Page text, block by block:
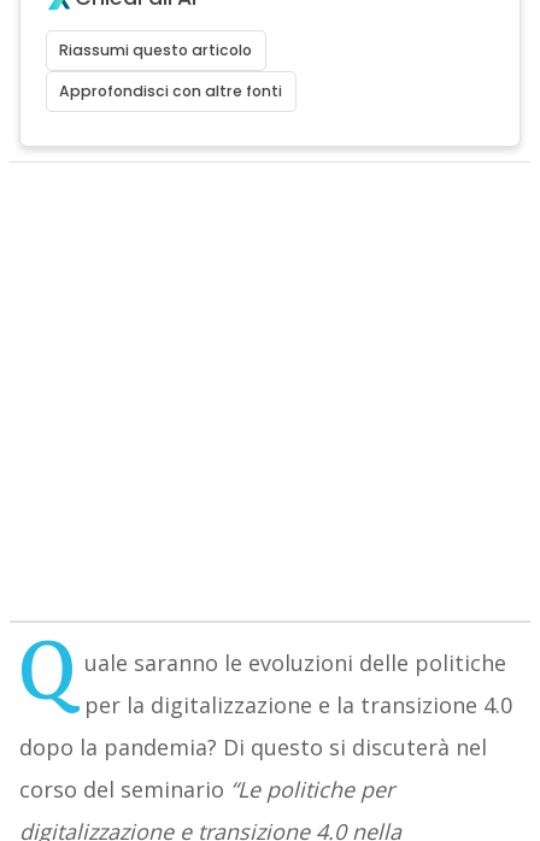
Riassumi questo articolo
Approfondisci con altre fonti
Q uale saranno le evoluzioni delle politiche
per la digitalizzazione e la transizione 4.0
dopo la pandemia? Di questo si discuterà nel
corso del seminario “Le politiche per
digitalizzazione e transizione 4.0 nella